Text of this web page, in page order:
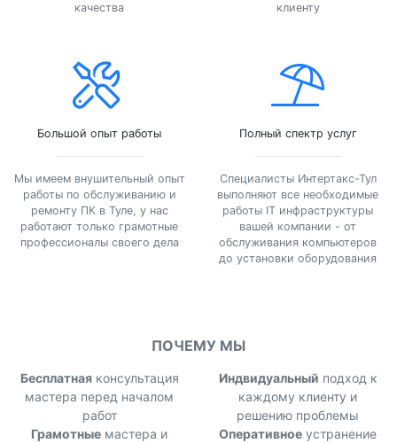
качества
клиенту
Большой опыт работы
Мы имеем внушительный опыт
работы по обслуживанию и
ремонту ПК в Туле, у нас
работают только грамотные
профессионалы своего дела
Полный спектр услуг
Специалисты Интертакс-Тул
выполняют все необходимые
работы IT инфраструктуры
вашей компании - от
обслуживания компьютеров
до установки оборудования
ПОЧЕМУ МЫ
Бесплатнаяконсультация
мастера перед началом
работ
Индвидуальный подход к
каждому клиенту и
решению проблемы
Грамотные мастера и
Оперативное устранение